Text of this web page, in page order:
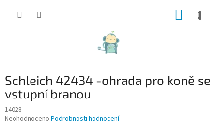
Schleich 42434 -ohrada pro koně se
vstupní branou
14028
Průměrné
Neohodnoceno Podrobnosti hodnocení